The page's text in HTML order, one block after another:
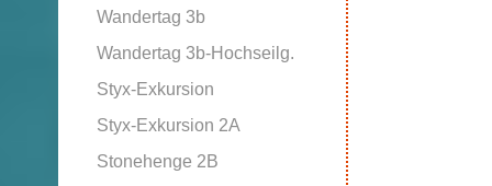
Wandertag 3b
Wandertag 3b-Hochseilg.
Styx-Exkursion
Styx-Exkursion 2A
Stonehenge 2B